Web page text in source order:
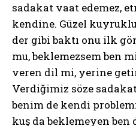
sadakat vaat edemez,
kendine. Güzel kuyruklu
der gibi baktı onu ilk
mu, beklemezsem ben
veren dil mi, yerine
Verdiğimiz söze
benim de kendi
kuş da beklemeyen